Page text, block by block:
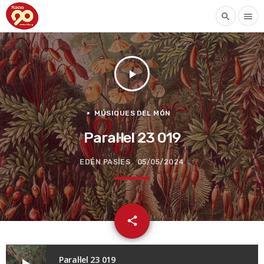
search menu
play_arrow
MÚSIQUES DEL MÓN
Paral·lel 23 019
EDÉN PASIES 05/05/2024
share
email
Paral·lel 23 019